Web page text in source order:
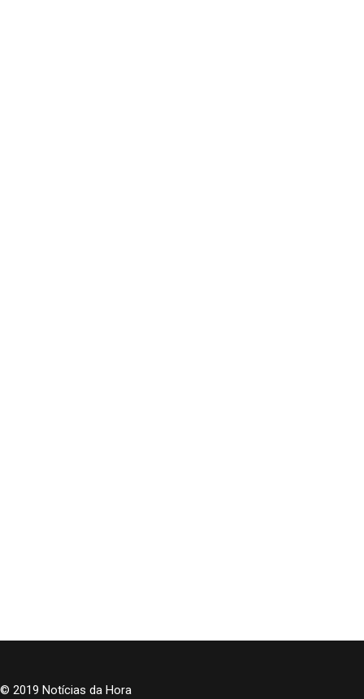
© 2019 Notícias da Hora